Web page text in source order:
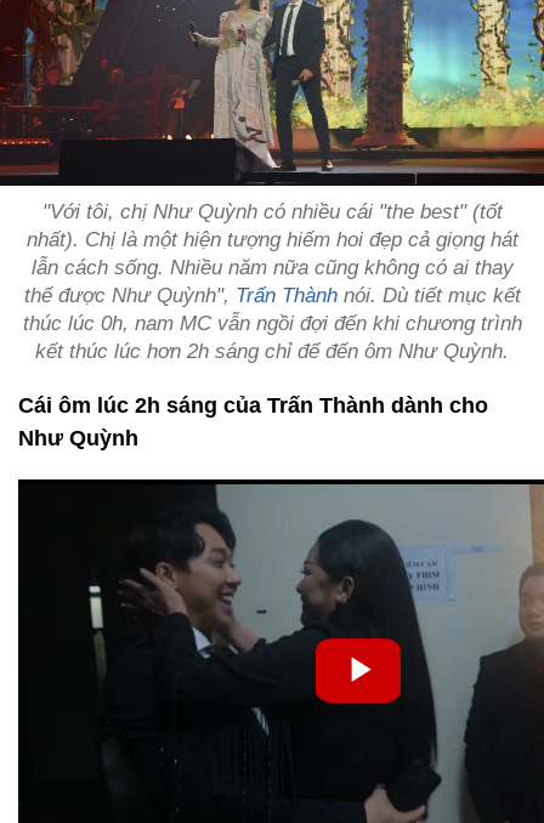
"Với tôi, chị Như Quỳnh có nhiều cái "the best" (tốt
nhất). Chị là một hiện tượng hiếm hoi đẹp cả giọng hát
lẫn cách sống. Nhiều năm nữa cũng không có ai thay
thế được Như Quỳnh", Trấn Thànhnói. Dù tiết mục kết
thúc lúc 0h, nam MC vẫn ngồi đợi đến khi chương trình
kết thúc lúc hơn 2h sáng chỉ để đến ôm Như Quỳnh.
Cái ôm lúc 2h sáng của Trấn Thành dành cho
Như Quỳnh